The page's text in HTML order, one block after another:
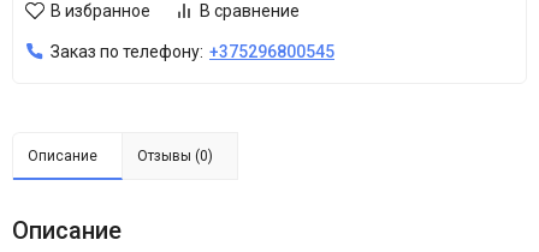
В избранное В сравнение
Заказ по телефону: +375296800545
Описание Отзывы (0)
Описание